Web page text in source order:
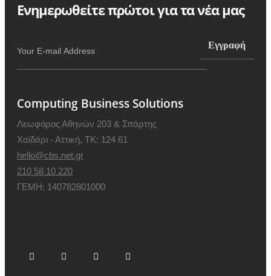
Ενημερωθείτε πρώτοι για τα νέα μας
Computing Business Solutions
Λεωφόρος Αθηνών 203 & Σπάρτης
Χαϊδάρι - Αττική, ΤΚ: 124 61
hello@cbs.net.gr
210 58 10 220
ΓΕΜΗ: 140782801000